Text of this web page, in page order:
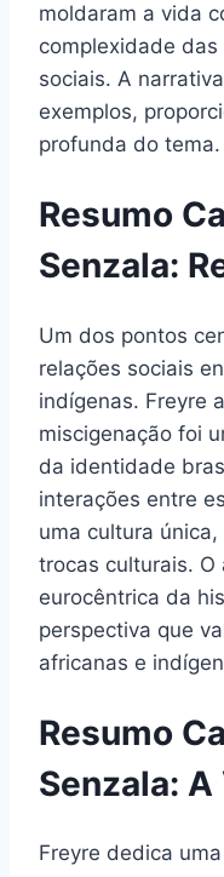
moldaram a vida
complexidade
sociais. A
exemplos,
profunda do tema.
Resumo
Senzala:
Um dos pontos
relações sociais
indígenas. Freyre
miscigenação foi
da identidade
interações entre
uma cultura
trocas culturais.
eurocêntrica da
perspectiva que
africanas e
Resumo
Senzala:
Freyre dedica